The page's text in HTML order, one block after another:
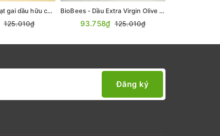
BioBees - Dầu hạt gai dầu hữu cơ 100ml
125.010₫
BioBees - Dầu Extra Virgin Olive Hữu Cơ 100ml
93.758₫ 125.010₫
Đăng ký